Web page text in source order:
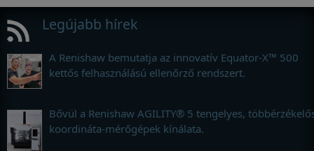
Legújabb hírek
A Renishaw bemutatja az innovatív Equator-X™ 500
kettős felhasználású ellenőrző rendszert.
Bővül a Renishaw AGILITY® 5 tengelyes,
koordináta-mérőgépek kínálata.